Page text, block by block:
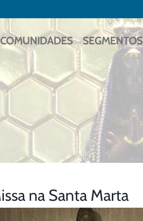
COMUNIDADES SEGMENTOS
na Santa Marta